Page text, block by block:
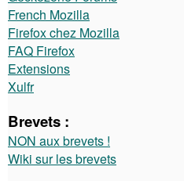
French Mozilla
Firefox chez Mozilla
FAQ Firefox
Extensions
Xulfr
Brevets :
NON aux brevets !
Wiki sur les brevets